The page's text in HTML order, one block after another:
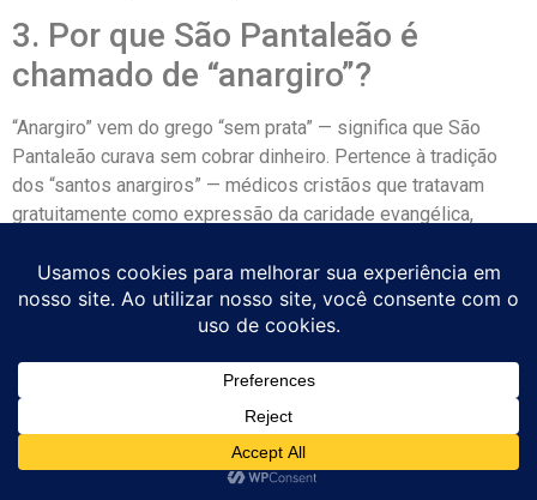
3. Por que São Pantaleão é
chamado de “anargiro”?
“Anargiro” vem do grego “sem prata” — significa que São
Pantaleão curava sem cobrar dinheiro. Pertence à tradição
dos “santos anargiros” — médicos cristãos que tratavam
gratuitamente como expressão da caridade evangélica,
motivada pela fé foi uma das primeiras formas de saúde
universal acessível da história.
4. Quem foi Hermolau, o padre
que converteu São Pantaleão?
Hermolau foi um sacerdote cristão de Nicomédia que
encontrou Pantaleão caminhando pela cidade e travou com